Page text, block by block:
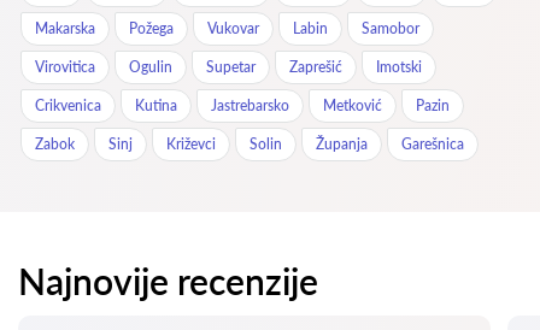
Makarska Požega Vukovar Labin Samobor
Virovitica Ogulin Supetar Zaprešić Imotski
Crikvenica Kutina Jastrebarsko Metković Pazin
Zabok Sinj Križevci Solin Županja Garešnica
Najnovije recenzije